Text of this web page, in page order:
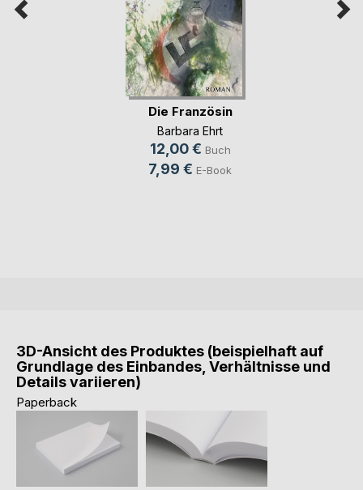
Die Französin
Barbara Ehrt
12,00 € Buch
7,99 € E-Book
3D-Ansicht des Produktes (beispielhaft auf
Grundlage des Einbandes, Verhältnisse und
Details variieren)
Paperback